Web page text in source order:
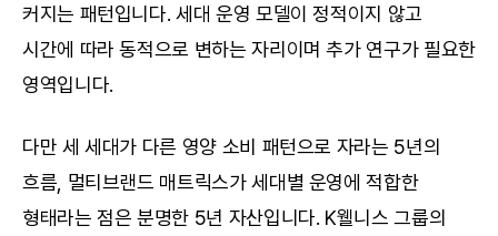
커지는 패턴입니다. 세대 운영 모델이 정적이지 않고
시간에 따라 동적으로 변하는 자리이며 추가 연구가 필요한
영역입니다.
다만 세 세대가 다른 영양 소비 패턴으로 자라는 5년의
흐름, 멀티브랜드 매트릭스가 세대별 운영에 적합한
형태라는 점은 분명한 5년 자산입니다. K웰니스 그룹의